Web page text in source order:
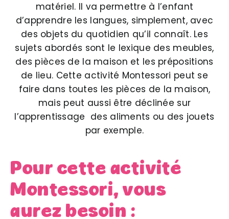
matériel. Il va permettre à l’enfant
d’apprendre les langues, simplement, avec
des objets du quotidien qu’il connaît. Les
sujets abordés sont le lexique des meubles,
des pièces de la maison et les prépositions
de lieu. Cette activité Montessori peut se
faire dans toutes les pièces de la maison,
mais peut aussi être déclinée sur
l’apprentissage des aliments ou des jouets
par exemple.
Pour cette activité
Montessori, vous
aurez besoin :